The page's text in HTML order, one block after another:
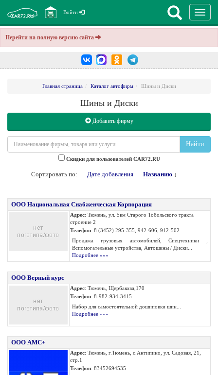
Перейти на полную версию сайта
Войти
Главная страница Каталог автофирм Шины и Диски
Шины и Диски
Добавить фирму
Найти
Cкидки для пользователей CAR72.RU
Сортировать по: Дате добавления Названию ↓
ООО Национальная Снабженческая Корпорация
Адрес: Тюмень, ул. 5км Старого Тобольского тракта
строение 2
Телефон: 8 (3452) 295-355, 942-606, 912-502
Продажа грузовых автомобилей, Спецтехники ,
Вспомогательные устройства, Автошины / Диски...
Подробнее »»»
ООО Верный курс
Адрес: Тюмень, Щербакова,170
Телефон: 8-982-934-3415
Набор для самостоятельной дошиповки шин...
Подробнее »»»
ООО АМС+
Адрес: Тюмень, г.Тюмень, с.Антипино, ул. Садовая, 21,
стр.1
Телефон: 83452694535